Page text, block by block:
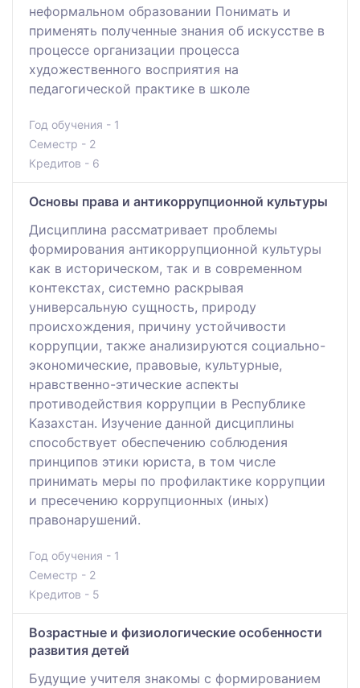
неформальном образовании Понимать и
применять полученные знания об искусстве в
процессе организации процесса
художественного восприятия на
педагогической практике в школе
Год обучения - 1
Семестр - 2
Кредитов - 6
Основы права и антикоррупционной культуры
Дисциплина рассматривает проблемы
формирования антикоррупционной культуры
как в историческом, так и в современном
контекстах, системно раскрывая
универсальную сущность, природу
происхождения, причину устойчивости
коррупции, также анализируются социально-
экономические, правовые, культурные,
нравственно-этические аспекты
противодействия коррупции в Республике
Казахстан. Изучение данной дисциплины
способствует обеспечению соблюдения
принципов этики юриста, в том числе
принимать меры по профилактике коррупции
и пресечению коррупционных (иных)
правонарушений.
Год обучения - 1
Семестр - 2
Кредитов - 5
Возрастные и физиологические особенности
развития детей
Будущие учителя знакомы с формированием